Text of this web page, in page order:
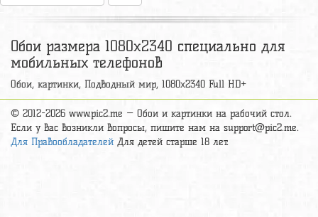
Обои размера 1080x2340 специально для
мобильных телефонов
Обои, картинки, Подводный мир, 1080x2340 Full HD+
© 2012-2026 www.pic2.me — Обои и картинки на рабочий стол.
Если у вас возникли вопросы, пишите нам на support@pic2.me.
Для Правообладателей Для детей старше 18 лет.